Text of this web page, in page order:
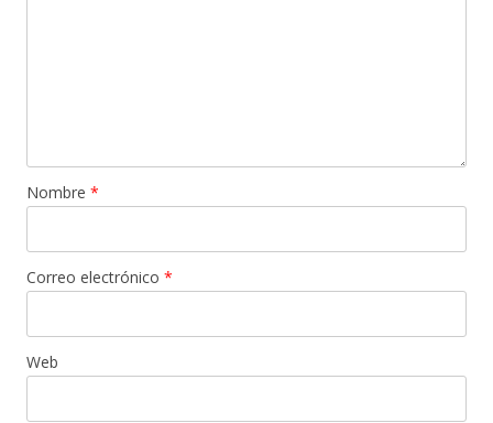
Nombre *
Correo electrónico *
Web